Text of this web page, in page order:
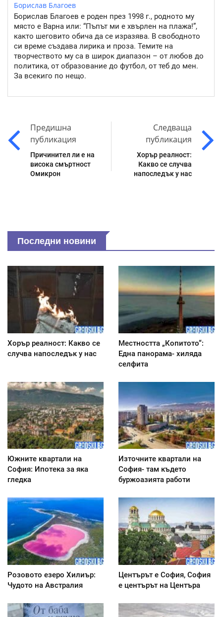
Борислав Благоев
Борислав Благоев е роден през 1998 г., родното му
място е Варна или: “Пъпът ми е хвърлен на плажа!”,
както шеговито обича да се изразява. В свободното
си време създава лирика и проза. Темите на
творчеството му са в широк диапазон – от любов до
политика, от образование до футбол, от теб до мен.
За всекиго по нещо.
Предишна
публикация
Причинител ли е на
висока смъртност
Омикрон
Следваща
публикация
Хорър реалност:
Какво се случва
напоследък у нас
Последни новини
Хорър реалност: Какво се
случва напоследък у нас
Местността „Копитото“:
Една панорама- хиляда
селфита
Южните квартали на
София: Ипотека за яка
гледка
Източните квартали на
София- там където
буржоазията работи
Розовото езеро Хилиър:
Чудото на Австралия
Центърът е София, София
е центърът на Центъра